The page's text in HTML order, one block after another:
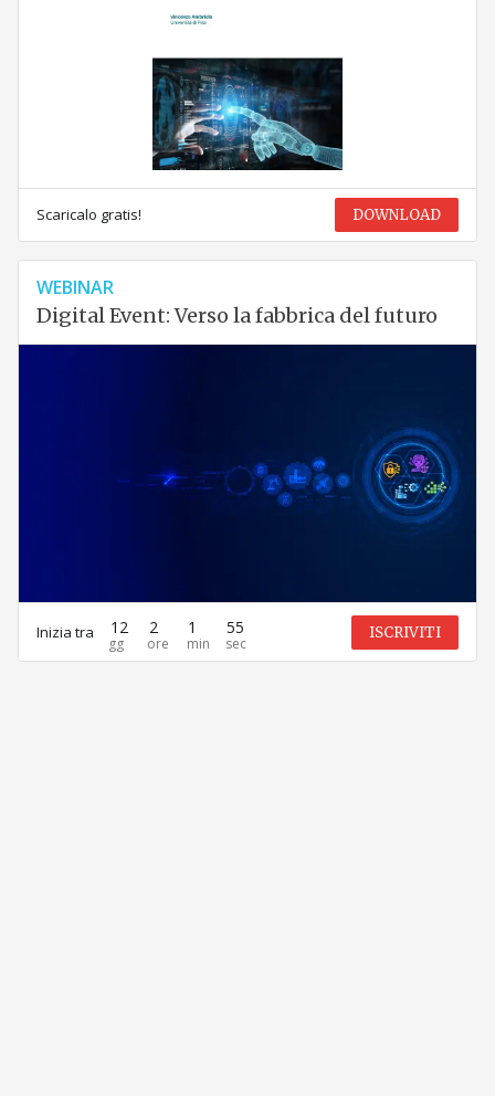
Scaricalo gratis! DOWNLOAD
WEBINAR
Digital Event: Verso la fabbrica del futuro
Inizia tra 12 2 1 55 ISCRIVITI